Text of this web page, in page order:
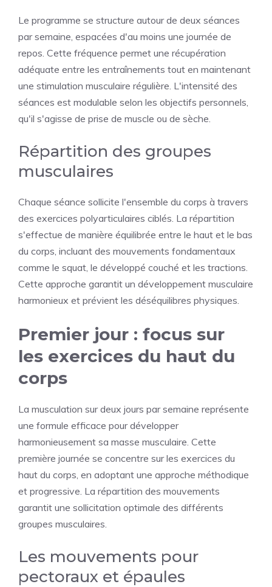
Le programme se structure autour de deux séances
par semaine, espacées d'au moins une journée de
repos. Cette fréquence permet une récupération
adéquate entre les entraînements tout en maintenant
une stimulation musculaire régulière. L'intensité des
séances est modulable selon les objectifs personnels,
qu'il s'agisse de prise de muscle ou de sèche.
Répartition des groupes
musculaires
Chaque séance sollicite l'ensemble du corps à travers
des exercices polyarticulaires ciblés. La répartition
s'effectue de manière équilibrée entre le haut et le bas
du corps, incluant des mouvements fondamentaux
comme le squat, le développé couché et les tractions.
Cette approche garantit un développement musculaire
harmonieux et prévient les déséquilibres physiques.
Premier jour : focus sur
les exercices du haut du
corps
La musculation sur deux jours par semaine représente
une formule efficace pour développer
harmonieusement sa masse musculaire. Cette
première journée se concentre sur les exercices du
haut du corps, en adoptant une approche méthodique
et progressive. La répartition des mouvements
garantit une sollicitation optimale des différents
groupes musculaires.
Les mouvements pour
pectoraux et épaules